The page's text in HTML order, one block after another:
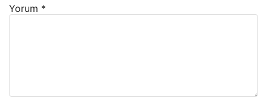
Yorum *